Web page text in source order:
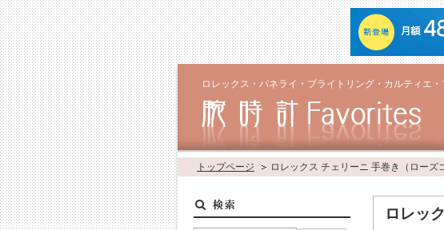
ロレックス・パネライ・ブライトリング・カルティエ
トップページ ロレックス チェリーニ 手巻き（ローズ
ロレッ